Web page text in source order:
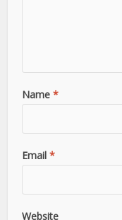
Name *
Email *
Website